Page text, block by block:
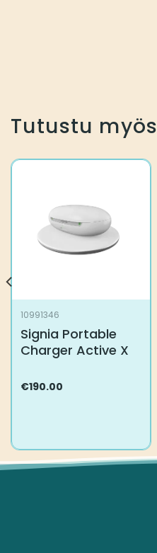
Tutustu myös
10991346
Signia Portable
Charger Active X
€190.00